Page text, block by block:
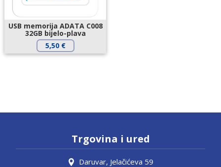
USB memorija ADATA C008
32GB bijelo-plava
5,50 €
Trgovina i ured
Daruvar, Jelačićeva 59